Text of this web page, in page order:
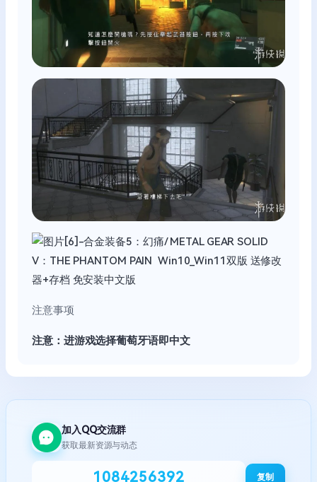
注意事项
注意：进游戏选择葡萄牙语即中文
加入QQ交流群
获取最新资源与动态
1084256392 复制